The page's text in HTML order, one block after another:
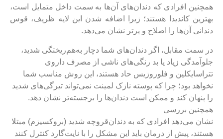
همچنین افرادی که دندان‌های آن‌ها به سمت داخل متمایل است،
بهترین کاندیدا هستند؛ زیرا اضافه شدن این لایه ظریف، قوس
دندانی آن‌ها را اصلاح و پرتر نشان می‌دهد.
در سمت مقابل، اگر دندان‌های شما دچار به‌هم‌ریختگی شدید،
جلوآمدگی زیاد یا بد رنگی‌های ناشی از مصرف داروی
تتراسایکلین و فلوروزیس حاد هستند، این روش مناسب شما
نخواهد بود؛ چرا که پوسته نازک لمینت نمی‌تواند تیرگی‌های شدید
را پنهان کند و ممکن است دندان‌ها را برجسته‌تر نشان دهد.
همچنین بررسی
نشان می‌دهد افرادی که به دندان‌قروچه شدید (بروکسیزم) مبتلا
هستند، پیش از درمان باید این مشکل را با نایت‌گارد کنترل کنند